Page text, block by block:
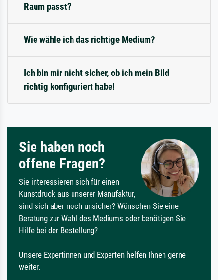
Raum passt?
Wie wähle ich das richtige Medium?
Ich bin mir nicht sicher, ob ich mein Bild
richtig konfiguriert habe!
Sie haben noch
offene Fragen?
Sie interessieren sich für einen
Kunstdruck aus unserer Manufaktur,
sind sich aber noch unsicher? Wünschen Sie eine
Beratung zur Wahl des Mediums oder benötigen Sie
Hilfe bei der Bestellung?
Unsere Expertinnen und Experten helfen Ihnen gerne
weiter.